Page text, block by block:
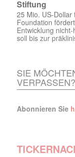
Stiftung
25 Mio. US-Dollar
Foundation
Entwicklung
soll bis zur
SIE
VERPASSEN?
Abonnieren Sie